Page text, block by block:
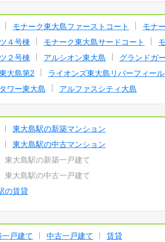
モナーク東大島ファーストコート
モナ
４号棟 モナーク東大島サードコート
２号棟 アルシオン東大島 グランドガ
大島第2 ライオンズ東大島リバーフィール
ワー東大島 アルファスシティ大島
東大島駅の新築マンション
東大島駅の中古マンション
東大島駅の新築一戸建て
東大島駅の中古一戸建て
の賃貸
一戸建て 中古一戸建て 賃貸